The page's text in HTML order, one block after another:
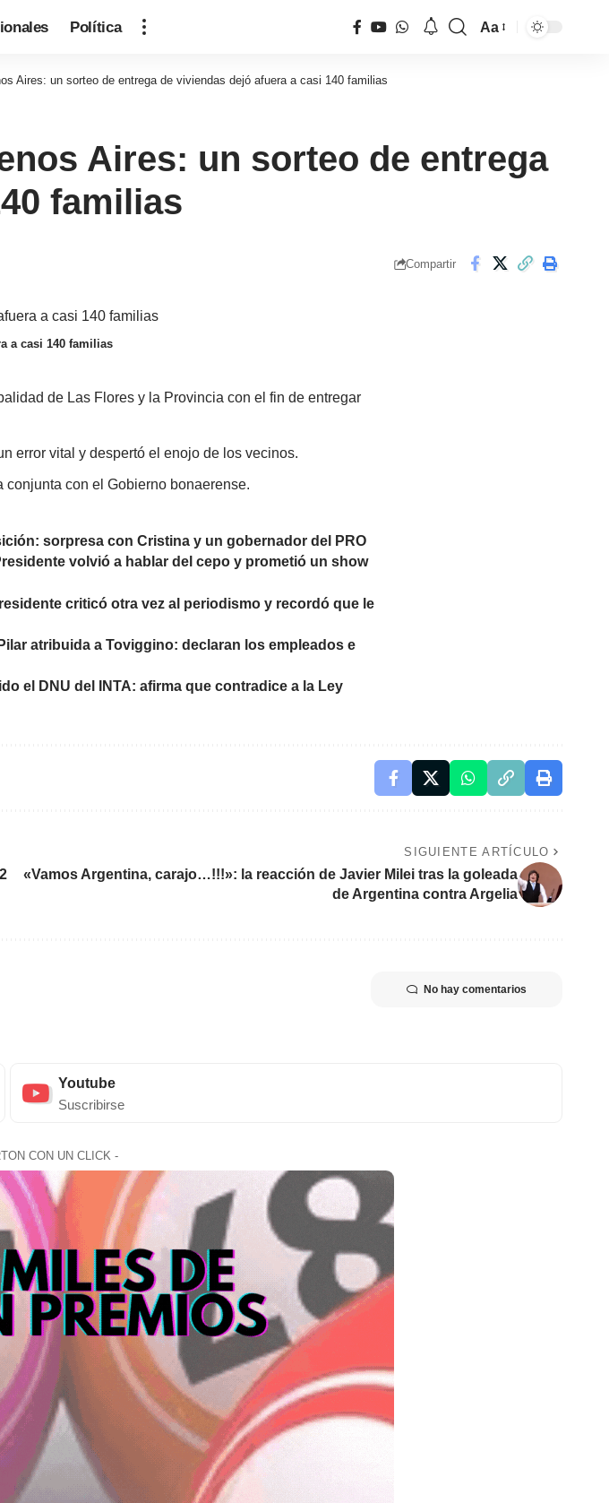
Política Aa
Aires: un sorteo de entrega de viviendas dejó afuera a casi 140 familias
Aires: un sorteo de entrega
familias
Compartir
a casi 140 familias
de Las Flores y la Provincia con el fin de entregar
error vital y despertó el enojo de los vecinos.
con el Gobierno bonaerense.
sorpresa con Cristina y un gobernador del PRO
volvió a hablar del cepo y prometió un show
criticó otra vez al periodismo y recordó que le
atribuida a Toviggino: declaran los empleados e
el DNU del INTA: afirma que contradice a la Ley
SIGUIENTE ARTÍCULO
«Vamos Argentina, carajo…!!!»: la reacción de Javier Milei tras la goleada
de Argentina contra Argelia
No hay comentarios
Youtube
Suscribirse
CON UN CLICK -